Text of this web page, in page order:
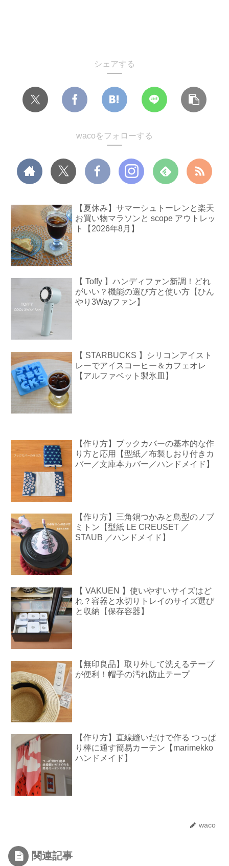
シェアする
wacoをフォローする
【夏休み】サマーシュトーレンと楽天
お買い物マラソンと scope アウトレッ
ト【2026年8月】
【 Toffy 】ハンディファン新調！どれ
がいい？機能の選び方と使い方【ひん
やり3Wayファン】
【 STARBUCKS 】シリコンアイスト
レーでアイスコーヒー＆カフェオレ
【アルファベット製氷皿】
【作り方】ブックカバーの基本的な作
り方と応用【型紙／布製しおり付きカ
バー／文庫本カバー／ハンドメイド】
【作り方】三角鍋つかみと鳥型のノブ
ミトン【型紙 LE CREUSET ／
STAUB ／ハンドメイド】
【 VAKUEN 】使いやすいサイズはど
れ？容器と水切りトレイのサイズ選び
と収納【保存容器】
【無印良品】取り外して洗えるテープ
が便利！帽子の汚れ防止テープ
【作り方】直線縫いだけで作る つっぱ
り棒に通す簡易カーテン【marimekko
ハンドメイド】
waco
関連記事